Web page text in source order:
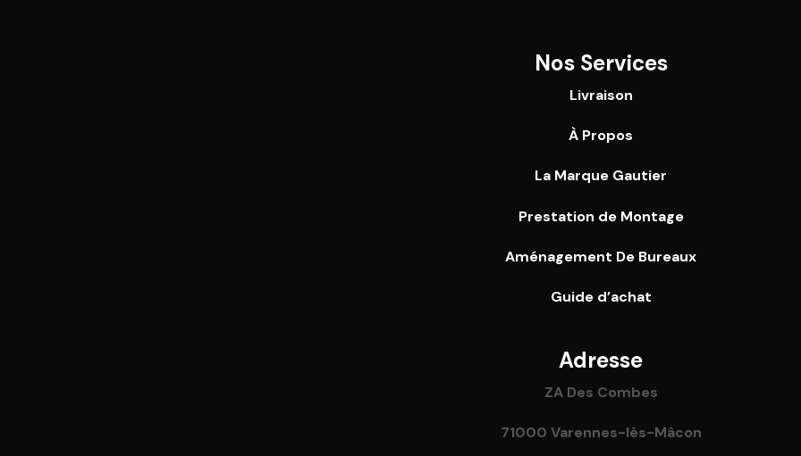
Nos Services
Livraison
À Propos
La Marque Gautier
Prestation de Montage
Aménagement De Bureaux
Guide d’achat
Adresse
ZA Des Combes
71000 Varennes-lès-Mâcon